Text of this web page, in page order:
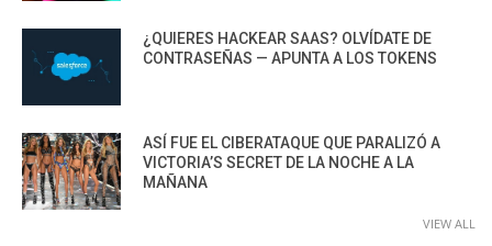
¿QUIERES HACKEAR SAAS? OLVÍDATE DE
CONTRASEÑAS — APUNTA A LOS TOKENS
ASÍ FUE EL CIBERATAQUE QUE PARALIZÓ A
VICTORIA’S SECRET DE LA NOCHE A LA
MAÑANA
VIEW ALL